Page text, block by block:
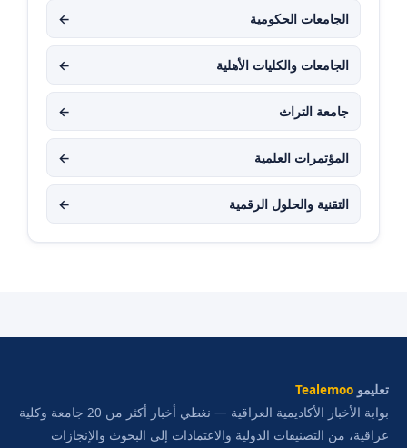
الجامعات الحكومية ←
الجامعات والكليات الأهلية ←
جامعة التراث ←
المؤتمرات العلمية ←
التقنية والحلول الرقمية ←
تعليمو Tealemoo
بوابة الأخبار الأكاديمية العراقية — نغطي أخبار أكثر من 20 جامعة وكلية
عراقية، من التصنيفات الدولية والاعتمادات إلى البحوث والإنجازات